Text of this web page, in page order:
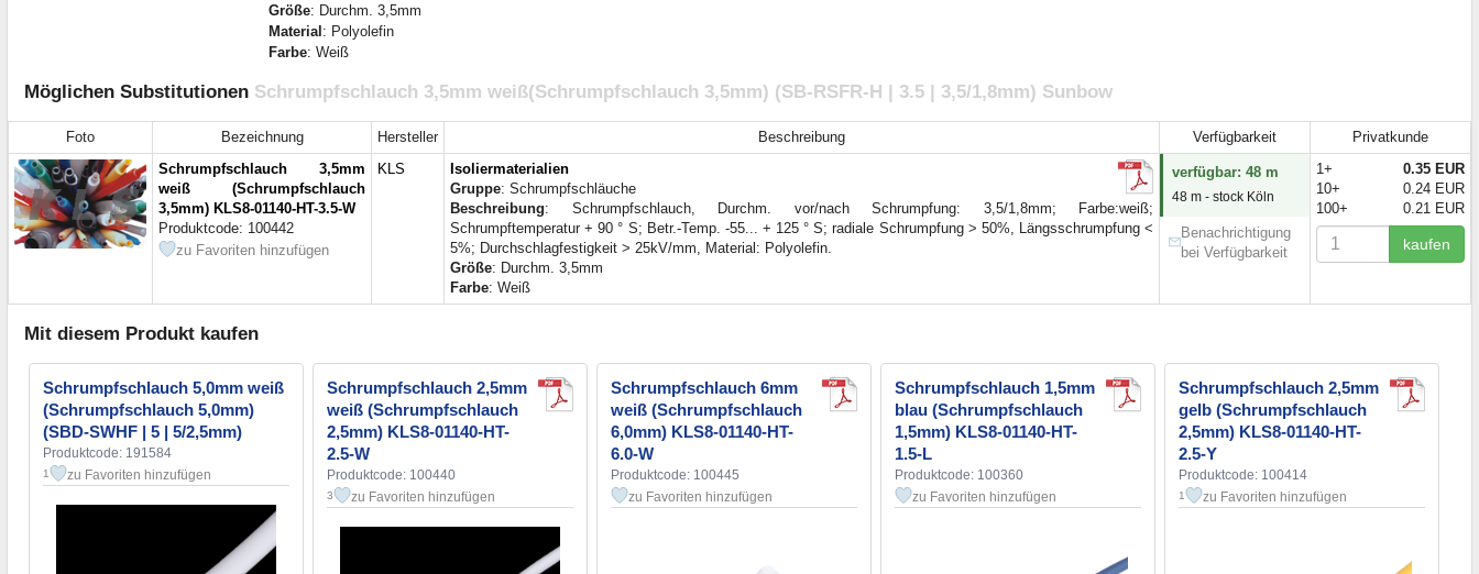
Größe: Durchm. 3,5mm
Material : Polyolefin
Farbe: Weiß
Möglichen Substitutionen Schrumpfschlauch 3,5mm weiß(Schrumpfschlauch 3,5mm) (SB-RSFR-H | 3.5 | 3,5/1,8mm) Sunbow
Foto Bezeichnung Hersteller Beschreibung Verfügbarkeit
Privatkunde
Schrumpfschlauch 3,5mm
weiß (Schrumpfschlauch
3,5mm) KLS8-01140-HT-3.5-W
Produktcode: 100442
zu Favoriten hinzufügen
KLS
Isoliermaterialien
Gruppe: Schrumpfschläuche
Beschreibung: Schrumpfschlauch, Durchm. vor/nach Schrumpfung: 3,5/1,8mm; Farbe:weiß;
Schrumpftemperatur + 90 ° S; Betr.-Temp. -55... + 125 ° S; radiale Schrumpfung > 50%, Längsschrumpfung <
5%; Durchschlagfestigkeit > 25kV/mm, Material: Polyolefin.
Größe: Durchm. 3,5mm
Farbe: Weiß
verfügbar: 48 m
48 m - stock Köln
Benachrichtigung
bei Verfügbarkeit
1+
0.35 EUR
10+
0.24 EUR
100+
0.21 EUR
kaufen
Mit diesem Produkt kaufen
Schrumpfschlauch 5,0mm weiß
(Schrumpfschlauch 5,0mm)
(SBD-SWHF | 5 | 5/2,5mm)
Produktcode: 191584
1 zu Favoriten hinzufügen
Schrumpfschlauch 2,5mm
weiß (Schrumpfschlauch
2,5mm) KLS8-01140-HT-
2.5-W
Produktcode: 100440
3 zu Favoriten hinzufügen
Schrumpfschlauch 6mm
weiß (Schrumpfschlauch
6,0mm) KLS8-01140-HT-
6.0-W
Produktcode: 100445
zu Favoriten hinzufügen
Schrumpfschlauch 1,5mm
blau (Schrumpfschlauch
1,5mm) KLS8-01140-HT-
1.5-L
Produktcode: 100360
zu Favoriten hinzufügen
Schrumpfschlauch 2,5mm
gelb (Schrumpfschlauch
2,5mm) KLS8-01140-HT-
2.5-Y
Produktcode: 100414
1 zu Favoriten hinzufügen